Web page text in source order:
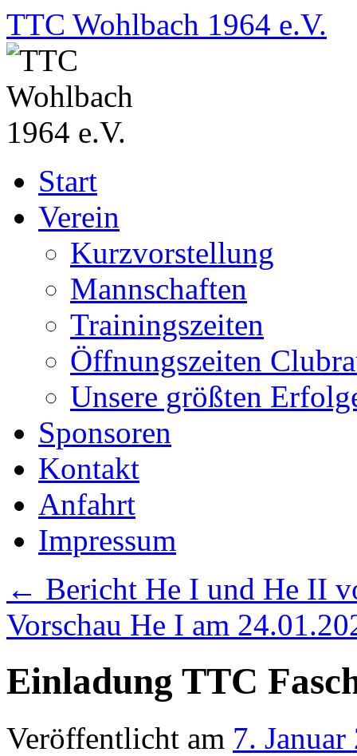
Zum
springen
TTC Wohlbach 1964 e.V.
Start
Verein
Kurzvorstellung
Mannschaften
Trainingszeiten
Öffnungszeiten
Unsere größten
Sponsoren
Kontakt
Anfahrt
Impressum
← Bericht He I und He II
Vorschau He I am
Einladung TTC
Veröffentlicht am 7. Januar